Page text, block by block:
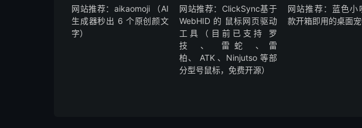
网站推荐：aikaomoji （AI
生成器秒出 6 个原创颜文
字）
网站推荐：ClickSync基于
WebHID 的 鼠标网页驱动
工具（目前已支持 罗
技 、 雷蛇 、雷
柏、 ATK 、Ninjutso 等部
分型号鼠标，免费开源）
网站推荐：蓝色小
款开箱即用的桌面宠